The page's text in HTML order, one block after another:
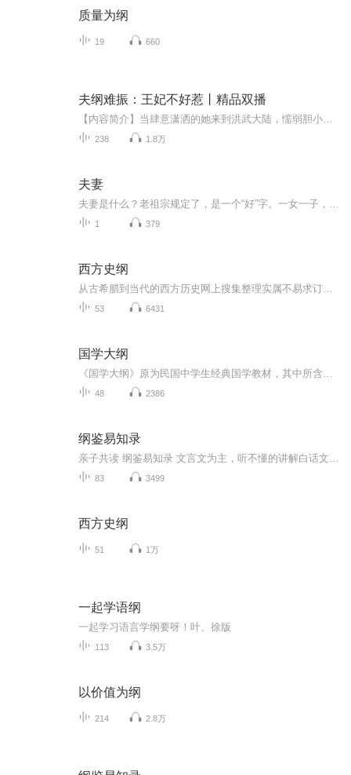
质量为纲
19 660
夫纲难振：王妃不好惹丨精品双播
238 1.8万
夫妻
1 379
西方史纲
53 6431
国学大纲
48 2386
纲鉴易知录
83 3499
西方史纲
51 1万
一起学语纲
一起学习语言学纲要呀！叶、徐版
113 3.5万
以价值为纲
214 2.8万